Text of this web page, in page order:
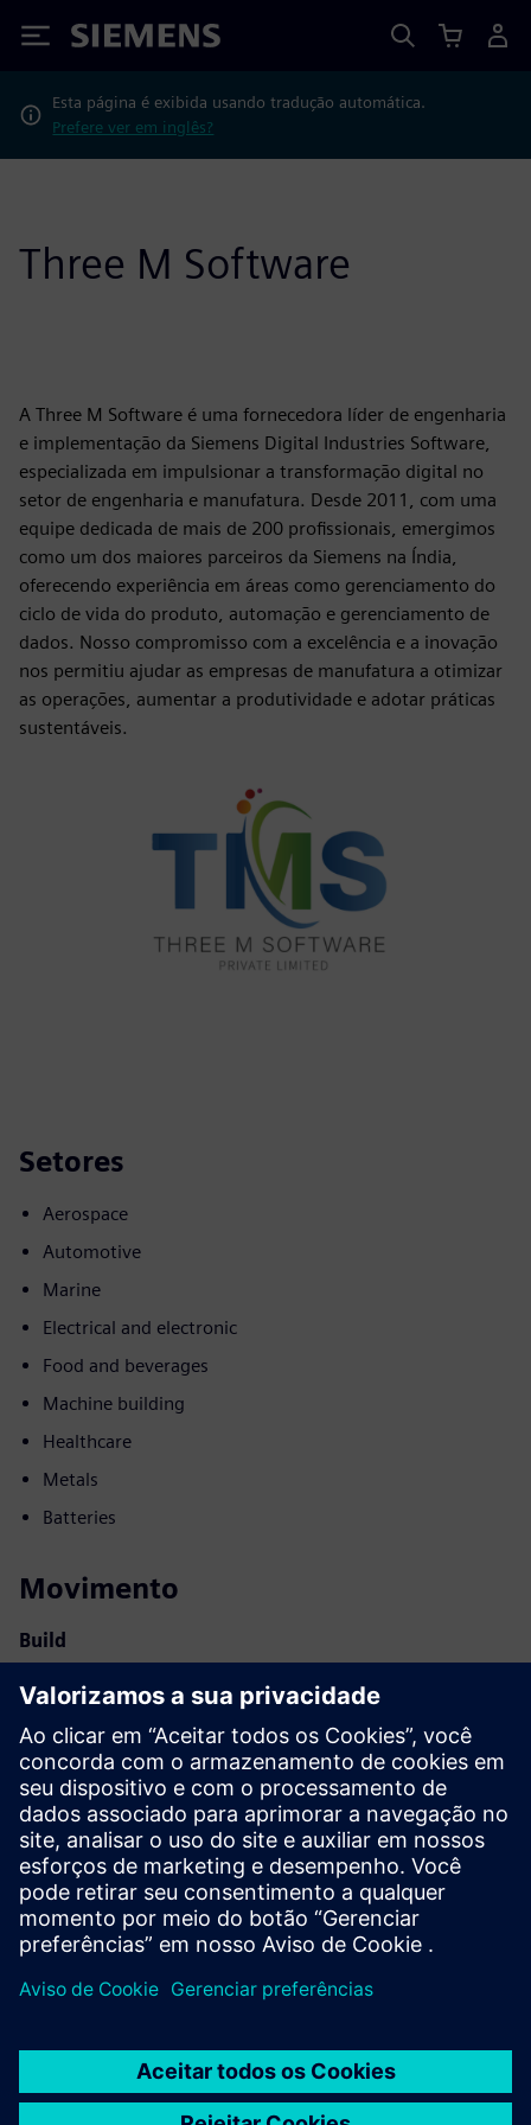
Siemens
Esta página é exibida usando tradução automática.
Prefere ver em inglês?
Three M Software
A Three M Software é uma fornecedora líder de engenharia
e implementação da Siemens Digital Industries Software,
especializada em impulsionar a transformação digital no
setor de engenharia e manufatura. Desde 2011, com uma
equipe dedicada de mais de 200 profissionais, emergimos
como um dos maiores parceiros da Siemens na Índia,
oferecendo experiência em áreas como gerenciamento do
ciclo de vida do produto, automação e gerenciamento de
dados. Nosso compromisso com a excelência e a inovação
nos permitiu ajudar as empresas de manufatura a otimizar
as operações, aumentar a produtividade e adotar práticas
sustentáveis.
Setores
Aerospace
Automotive
Marine
Electrical and electronic
Food and beverages
Machine building
Healthcare
Metals
Batteries
Movimento
Build
Expande ou baseia-se em um produto/solução do Siemens
Xcelerator ao criar um novo produto, ou cria uma nova
solução para o cliente via integração do produto Siemens
Xcelerator com produto próprio
Service
Fornece um serviço para um produto/solução do Siemens
Xcelerator que ajuda o cliente a implementá-lo, integrá-lo,
operá-lo ou mantê-lo